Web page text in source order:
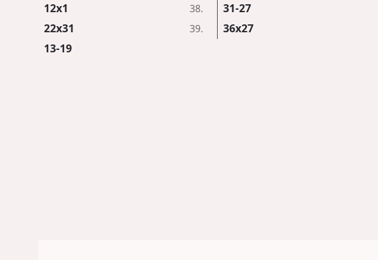
12x1
38.
31-27
22x31
39.
36x27
13-19